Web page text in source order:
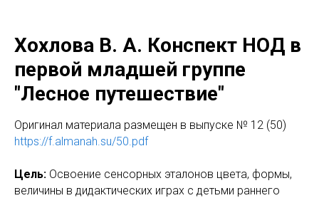
Хохлова В. А. Конспект НОД в
первой младшей группе
"Лесное путешествие"
Оригинал материала размещен в выпуске № 12 (50)
https://f.almanah.su/50.pdf
Цель: Освоение сенсорных эталонов цвета, формы,
величины в дидактических играх с детьми раннего